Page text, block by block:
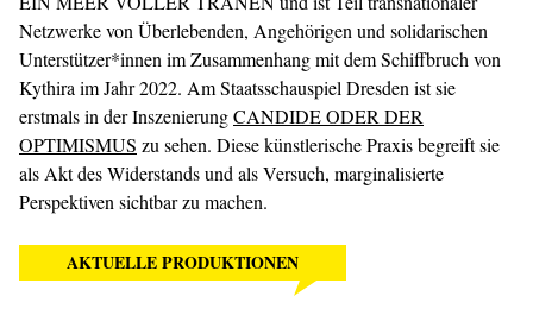
Netzwerke von Überlebenden, Angehörigen und solidarischen
Unterstützer*innen im Zusammenhang mit dem Schiffbruch von
Kythira im Jahr 2022. Am Staatsschauspiel Dresden ist sie
erstmals in der InszenierungCANDIDE ODER DER
OPTIMISMUS zu sehen. Diese künstlerische Praxis begreift sie
als Akt des Widerstands und als Versuch, marginalisierte
Perspektiven sichtbar zu machen.
AKTUELLE PRODUKTIONEN